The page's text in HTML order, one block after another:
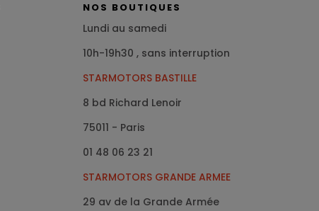
NOS BOUTIQUES
Lundi au samedi
10h-19h30 , sans interruption
STARMOTORS BASTILLE
8 bd Richard Lenoir
75011 - Paris
01 48 06 23 21
STARMOTORS GRANDE ARMEE
29 av de la Grande Armée